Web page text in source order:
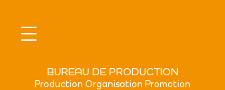
BUREAU DE PRODUCTION
Production Organisation Promotion